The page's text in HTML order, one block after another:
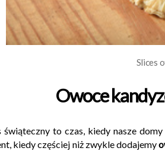
Slices
Owoce
świąteczny to czas, kiedy nasze
kiedy częściej niż zwykle dodajemy